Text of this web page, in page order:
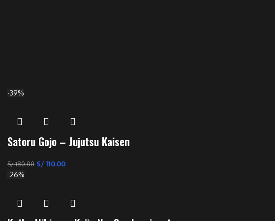
-39%
Satoru Gojo – Jujutsu Kaisen
S/180.00 S/ 110.00
-26%